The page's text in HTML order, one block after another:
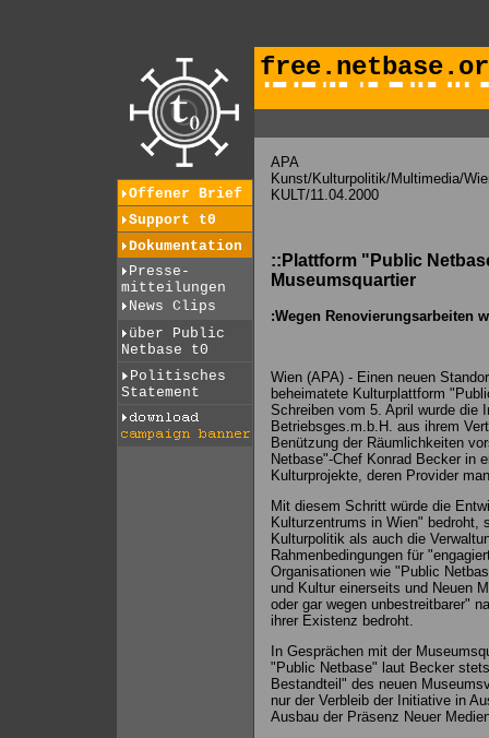
Offener Brief
Support t0
Dokumentation
Presse-
mitteilungen
News Clips
über Public
Netbase t0
Politisches
Statement
APA
Kunst/Kulturpolitik/Multimedia/
KULT/11.04.2000
::Plattform "Public
Museumsquartier
:Wegen Renovierungsarbeiten
Wien (APA) - Einen neuen
beheimatete Kulturplattform
Schreiben vom 5. April wurde die
Betriebsges.m.b.H. aus ihrem
Benützung der Räumlichkeiten
Netbase"-Chef Konrad Becker in
Kulturprojekte, deren Provider
Mit diesem Schritt würde die
Kulturzentrums in Wien" bedroht,
Kulturpolitik als auch die
Rahmenbedingungen für
Organisationen wie "Public
und Kultur einerseits und Neuen
oder gar wegen unbestreitbarer"
ihrer Existenz bedroht.
In Gesprächen mit der
"Public Netbase" laut Becker
Bestandteil" des neuen
nur der Verbleib der Initiative in
Ausbau der Präsenz Neuer